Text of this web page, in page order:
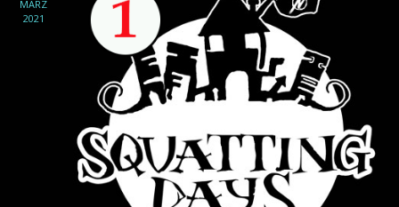
MÄRZ
2021